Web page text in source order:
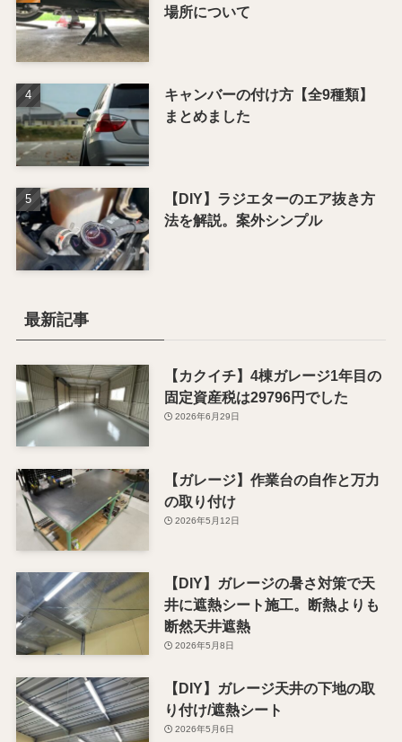
場所について
キャンバーの付け方【全9種類】
まとめました
【DIY】ラジエターのエア抜き方
法を解説。案外シンプル
最新記事
【カクイチ】4棟ガレージ1年目の
固定資産税は29796円でした
2026年6月29日
【ガレージ】作業台の自作と万力
の取り付け
2026年5月12日
【DIY】ガレージの暑さ対策で天
井に遮熱シート施工。断熱よりも
断然天井遮熱
2026年5月8日
【DIY】ガレージ天井の下地の取
り付け/遮熱シート
2026年5月6日